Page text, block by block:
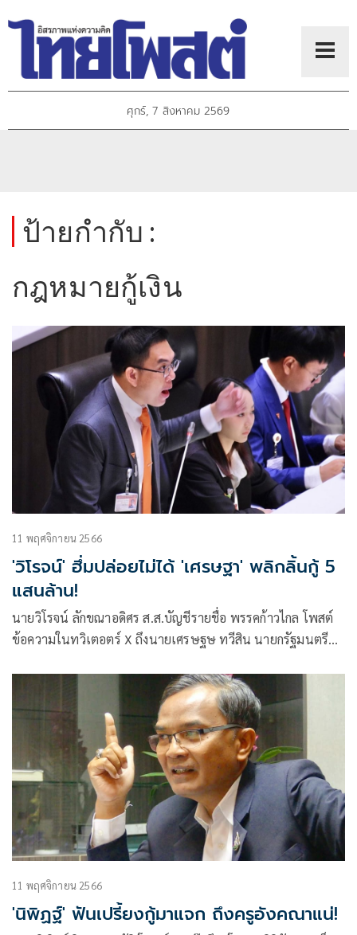
ศุกร์, 7 สิงหาคม 2569
ป้ายกำกับ :
กฎหมายกู้เงิน
11 พฤศจิกายน 2566
'วิโรจน์' ฮึ่มปล่อยไม่ได้ 'เศรษฐา' พลิกลิ้นกู้ 5
แสนล้าน!
นายวิโรจน์ ลักขณาอดิศร ส.ส.บัญชีรายชื่อ พรรคก้าวไกล โพสต์
ข้อความในทวิเตอตร์ X ถึงนายเศรษฐษ ทวีสิน นายกรัฐมนตรี
11 พฤศจิกายน 2566
'นิพิฏฐ์' ฟันเปรี้ยงกู้มาแจก ถึงครูอังคณาแน่!